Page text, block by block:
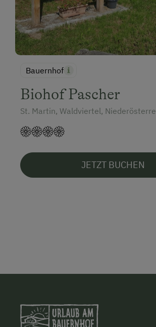
Bauernhof
Biohof Pascher
St. Martin, Waldviertel,
JETZT BUCHEN